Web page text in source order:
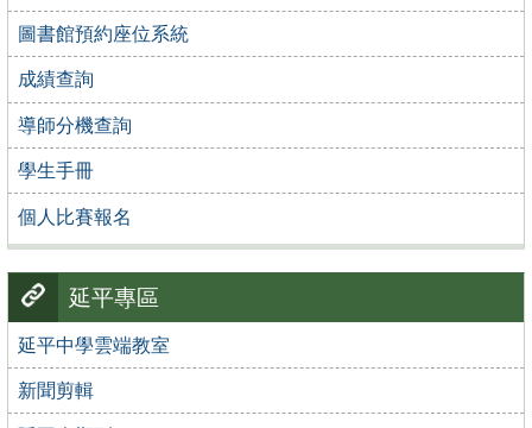
圖書館預約座位系統
成績查詢
導師分機查詢
學生手冊
個人比賽報名
延平專區
延平中學雲端教室
新聞剪輯